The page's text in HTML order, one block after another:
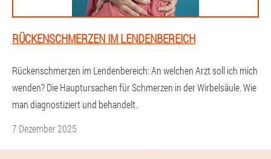
RÜCKENSCHMERZEN IM LENDENBEREICH
Rückenschmerzen im Lendenbereich: An welchen Arzt soll ich mich
wenden? Die Hauptursachen für Schmerzen in der Wirbelsäule. Wie
man diagnostiziert und behandelt.
7 Dezember 2025